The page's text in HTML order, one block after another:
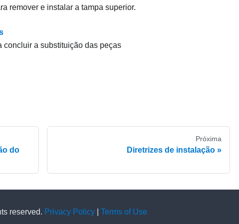
remover e instalar a tampa superior.
concluir a substituição das peças
do
Próxima
Diretrizes de instalação
reserved. Privacy Policy Terms of Use